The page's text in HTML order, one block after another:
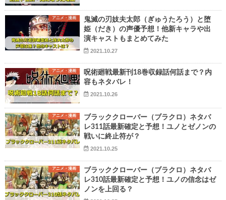
アニメ・漫画
鬼滅の刃妓夫太郎（ぎゅうたろう）と堕
姫（だき）の声優予想！他新キャラや出
演キャストもまとめてみた
2021.10.27
アニメ・漫画
呪術廻戦最新刊18巻収録話何話まで？内
容もネタバレ！
2021.10.26
アニメ・漫画
ブラッククローバー（ブラクロ）ネタバ
レ311話最新確定と予想！ユノとゼノンの
戦いに終止符が？
2021.10.25
アニメ・漫画
ブラッククローバー（ブラクロ）ネタバ
レ310話最新確定と予想！ユノの信念はゼ
ノンを上回る？